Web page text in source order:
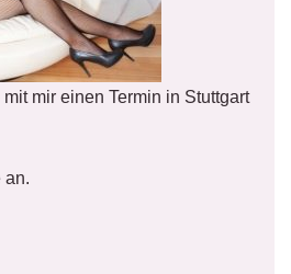
mir einen Termin in Stuttgart
an.